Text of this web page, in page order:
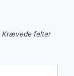
Krævede felter